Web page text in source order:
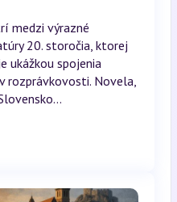
medzi výrazné
20. storočia, ktorej
ukážkou spojenia
rozprávkovosti. Novela,